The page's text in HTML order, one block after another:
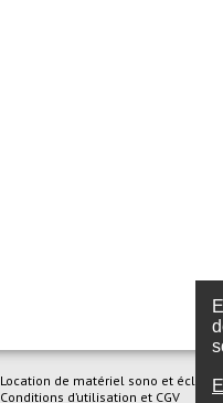
Location de matériel sono et
Conditions d’utilisation et CGV